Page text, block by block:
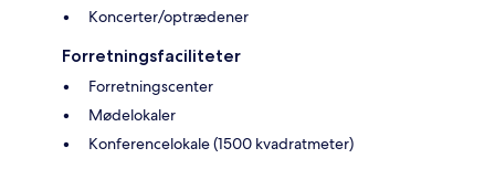
Koncerter/optrædener
Forretningsfaciliteter
Forretningscenter
Mødelokaler
Konferencelokale (1500 kvadratmeter)